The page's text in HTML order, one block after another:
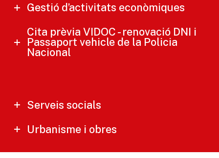
Gestió d’activitats econòmiques
Cita prèvia VIDOC - renovació DNI i
Passaport vehicle de la Policia
Nacional
Serveis socials
Urbanisme i obres